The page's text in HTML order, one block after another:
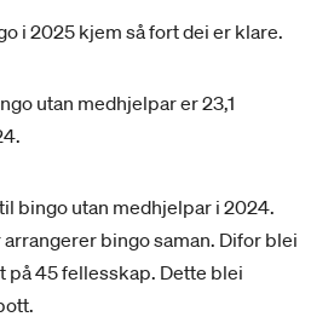
i 2025 kjem så fort dei er klare.
utan medhjelpar er 23,1
bingo utan medhjelpar i 2024.
bingo saman. Difor blei
på 45 fellesskap. Dette blei